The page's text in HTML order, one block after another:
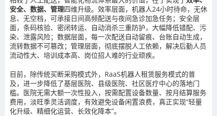
安全、数据、管理四维升级。效率层面，机器人24小时待命，无休
息、无空档，可承接日间高频配送与夜间急诊加急任务；安全层
面，条码核验、密闭转运、自动消杀三重防护，大幅降低错配、污
染、泄露风险；数据层面，每一次配送自动留痕、台账自动生成，
流转数据不可篡改；管理层面，彻底摆脱人工依赖，解决后勤人员
流动性大、培训成本高、岗位招人难的行业顽疾。
目前，除传统买断采购模式外，RaaS机器人租赁服务模式的普
及，进一步降低了基层医院、县级医院、社区医疗中心的落地门
槛。医院无需大额一次性投入，按需配置设备数量、按月结算服务
费用，淡旺季灵活调度，有效避免设备闲置浪费，真正实现“轻量
化升级、精细化运营、长效化降本”。